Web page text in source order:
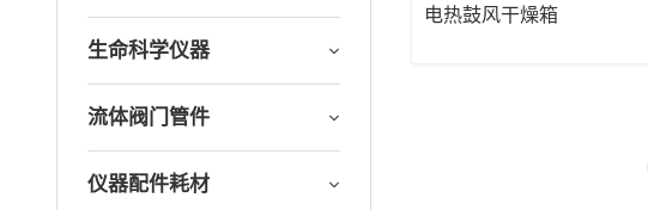
生命科学仪器
流体阀门管件
仪器配件耗材
电热鼓风干燥箱